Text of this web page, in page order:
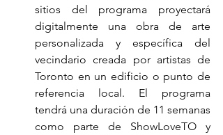
sitios del programa proyectará
digitalmente una obra de arte
personalizada y específica del
vecindario creada por artistas de
Toronto en un edificio o punto de
referencia local. El programa
tendrá una duración de 11 semanas
como parte de ShowLoveTO y